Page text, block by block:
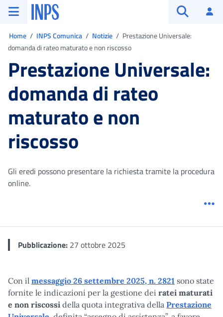
Vai al menu principale
Vai al contenuto principale
Vai al pie' di pagina
INPS ()
Home INPS Comunica Notizie
Prestazione Universale:
domanda di rateo maturato e non riscosso
Prestazione Universale:
domanda di rateo
maturato e non
riscosso
Gli eredi possono presentare la richiesta tramite la procedura
online.
Pubblicazione: 27 ottobre 2025
Con il messaggio 26 settembre 2025, n. 2821 sono state
fornite le indicazioni per la gestione dei ratei maturati
e non riscossi della quota integrativa della Prestazione